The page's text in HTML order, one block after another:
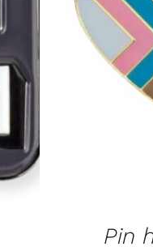
Pin